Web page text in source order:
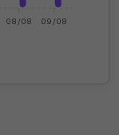
08/08 09/08